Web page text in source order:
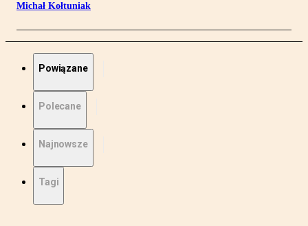
Michał Kołtuniak
Powiązane
Polecane
Najnowsze
Tagi